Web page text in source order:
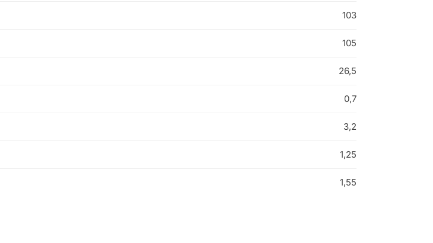
103
105
26,5
0,7
3,2
1,25
1,55